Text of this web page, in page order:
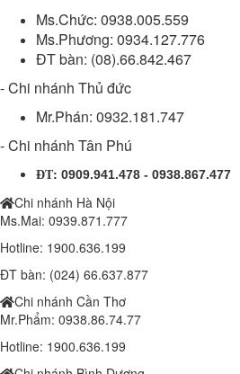
Ms.Chức: 0938.005.559
Ms.Phương: 0934.127.776
ĐT bàn: (08).66.842.467
- Chi nhánh Thủ đức
Mr.Phán: 0932.181.747
- Chi nhánh Tân Phú
ĐT: 0909.941.478 - 0938.867.477
Chi nhánh Hà Nội
Ms.Mai: 0939.871.777
Hotline: 1900.636.199
ĐT bàn: (024) 66.637.877
Chi nhánh Cần Thơ
Mr.Phẩm: 0938.86.74.77
Hotline: 1900.636.199